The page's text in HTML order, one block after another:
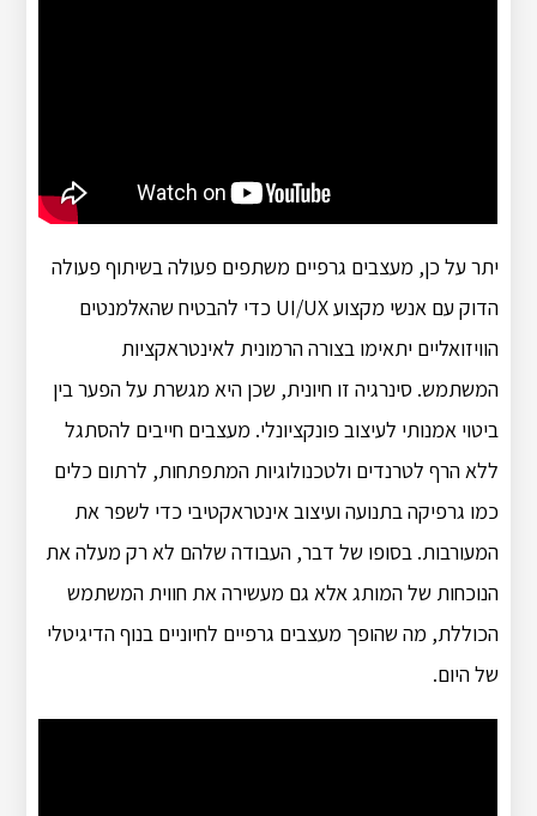
יתר על כן, מעצבים גרפיים משתפים פעולה בשיתוף פעולה
הדוק עם אנשי מקצוע UI/UX כדי להבטיח שהאלמנטים
הוויזואליים יתאימו בצורה הרמונית לאינטראקציות
המשתמש. סינרגיה זו חיונית, שכן היא מגשרת על הפער בין
ביטוי אמנותי לעיצוב פונקציונלי. מעצבים חייבים להסתגל
ללא הרף לטרנדים ולטכנולוגיות המתפתחות, לרתום כלים
כמו גרפיקה בתנועה ועיצוב אינטראקטיבי כדי לשפר את
המעורבות. בסופו של דבר, העבודה שלהם לא רק מעלה את
הנוכחות של המותג אלא גם מעשירה את חווית המשתמש
הכוללת, מה שהופך מעצבים גרפיים לחיוניים בנוף הדיגיטלי
של היום.